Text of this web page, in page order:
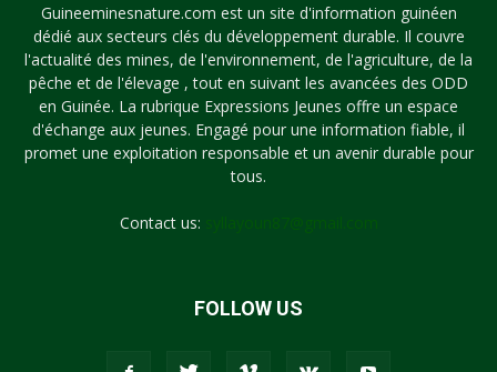
Guineeminesnature.com est un site d'information guinéen
dédié aux secteurs clés du développement durable. Il couvre
l'actualité des mines, de l'environnement, de l'agriculture, de la
pêche et de l'élevage , tout en suivant les avancées des ODD
en Guinée. La rubrique Expressions Jeunes offre un espace
d'échange aux jeunes. Engagé pour une information fiable, il
promet une exploitation responsable et un avenir durable pour
tous.
Contact us:
FOLLOW US